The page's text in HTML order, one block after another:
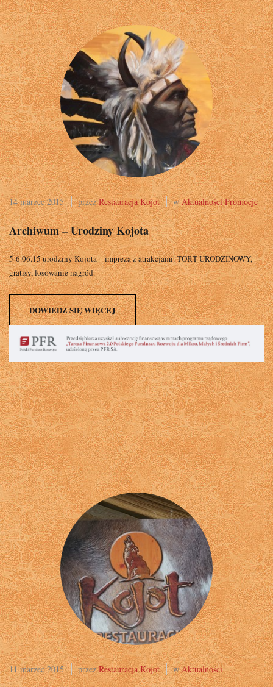
14 marzec 2015 przezRestauracja Kojot wAktualności Promocje
Archiwum – Urodziny Kojota
5-6.06.15 urodziny Kojota – impreza z atrakcjami. TORT URODZINOWY,
gratisy, losowanie nagród.
DOWIEDZ SIĘ WIĘCEJ
11 marzec 2015 przezRestauracja Kojot wAktualności